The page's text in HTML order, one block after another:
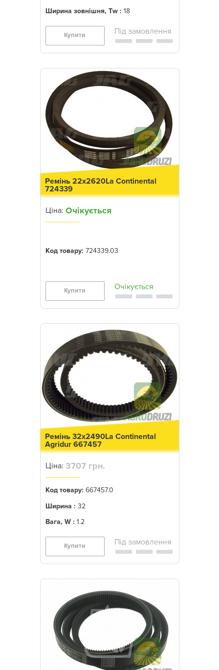
Ширина зовнішня, Tw : 18
Купити
Ремінь 22x2620La Continental
724339
Ціна: Очікується
Код товару: 724339.03
Купити
Ремінь 32x2490La Continental
Agridur 667457
Ціна: 3707 грн.
Код товару: 667457.0
Ширина : 32
Вага, W : 1.2
Купити